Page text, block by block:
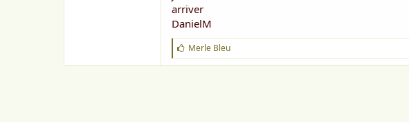
Le quitta __ lourd battement de cil
Spasme sur carton __ métro Pantin
avril 2013
arriver
DanielM
J
'
a
Merle Bleu